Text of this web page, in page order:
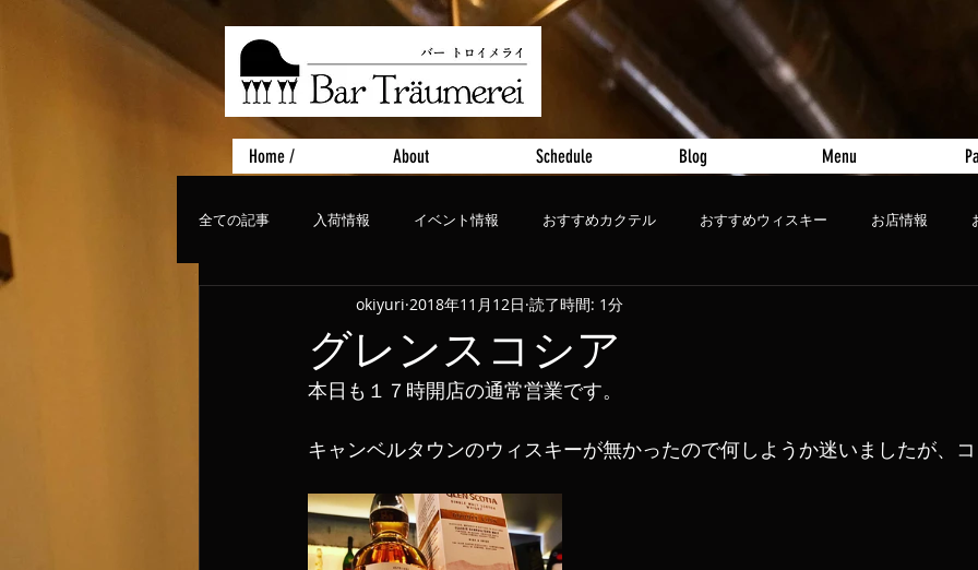
Home / About Schedule Blog Menu
全ての記事 入荷情報 イベント情報 おすすめカクテル おすすめウィスキー お店情報
ライブ、コンサート おすすめビール
グレンスコシア
okiyuri 2018年11月12日 読了時間: 1分
本日も１７時開店の通常営業です。
キャンベルタウンのウィスキーが無かったので何しようか迷いましたが、